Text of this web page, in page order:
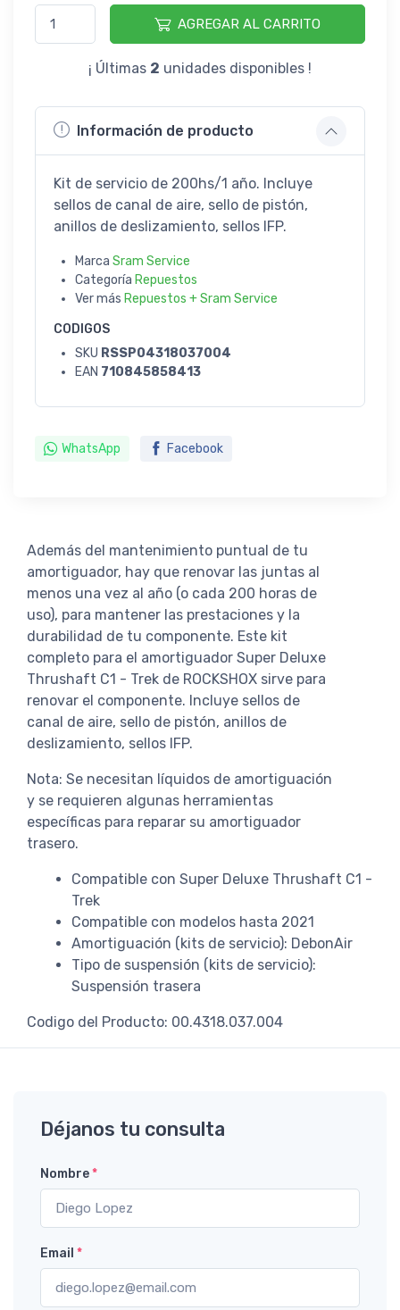
AGREGAR AL CARRITO
¡ Últimas 2 unidades disponibles !
Información de producto
Kit de servicio de 200hs/1 año. Incluye
sellos de canal de aire, sello de pistón,
anillos de deslizamiento, sellos IFP.
Marca Sram Service
Categoría Repuestos
Ver más Repuestos + Sram Service
CODIGOS
SKU RSSP04318037004
EAN 710845858413
WhatsApp Facebook
Además del mantenimiento puntual de tu
amortiguador, hay que renovar las juntas al
menos una vez al año (o cada 200 horas de
uso), para mantener las prestaciones y la
durabilidad de tu componente. Este kit
completo para el amortiguador Super Deluxe
Thrushaft C1 - Trek de ROCKSHOX sirve para
renovar el componente. Incluye sellos de
canal de aire, sello de pistón, anillos de
deslizamiento, sellos IFP.
Nota: Se necesitan líquidos de amortiguación
y se requieren algunas herramientas
específicas para reparar su amortiguador
trasero.
Compatible con Super Deluxe Thrushaft C1 -
Trek
Compatible con modelos hasta 2021
Amortiguación (kits de servicio): DebonAir
Tipo de suspensión (kits de servicio):
Suspensión trasera
Codigo del Producto: 00.4318.037.004
Déjanos tu consulta
Nombre*
Email *